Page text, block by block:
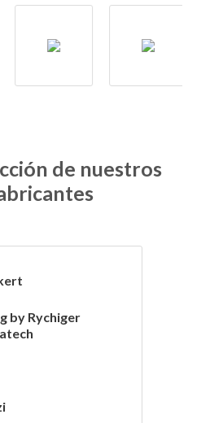
de nuestros
by Rychiger